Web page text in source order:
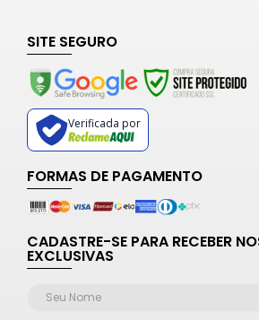
SITE SEGURO
Verificada por
FORMAS DE PAGAMENTO
CADASTRE-SE PARA RECEBER
EXCLUSIVAS